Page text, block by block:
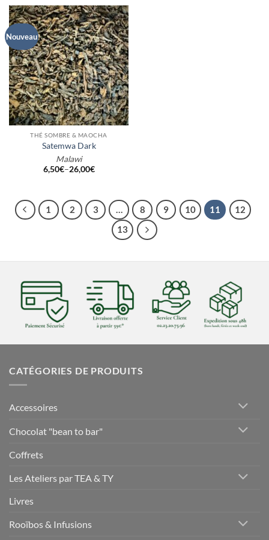
Nouveau
THÉ SOMBRE & MAOCHA
Satemwa Dark
Malawi
6,50€–26,00€
1 2 3 … 8 9 10 11
12
13
CATÉGORIES DE PRODUITS
Accessoires
Chocolat "bean to bar"
Coffrets
Les Ateliers par TEA & TY
Livres
Rooïbos & Infusions